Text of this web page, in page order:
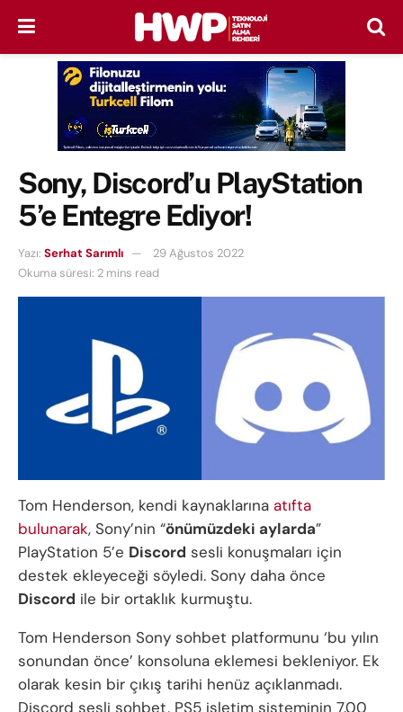
Sony, Discord’u PlayStation
5’e Entegre Ediyor!
Yazı: Serhat Sarımlı
29 Ağustos 2022
Okuma süresi: 2 mins read
Tom Henderson, kendi kaynaklarına atıfta
bulunarak, Sony’nin “önümüzdeki aylarda”
PlayStation 5’e Discord sesli konuşmaları için
destek ekleyeceği söyledi. Sony daha önce
Discord ile bir ortaklık kurmuştu.
Tom Henderson Sony sohbet platformunu ‘bu yılın
sonundan önce’ konsoluna eklemesi bekleniyor. Ek
olarak kesin bir çıkış tarihi henüz açıklanmadı.
Discord sesli sohbet, PS5 işletim sisteminin 7.00